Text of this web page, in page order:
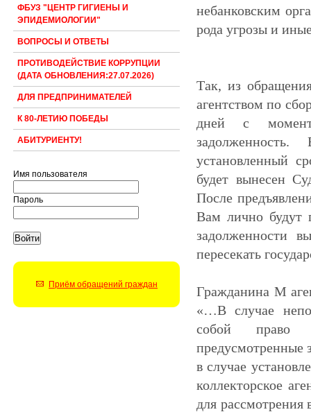
ФБУЗ "ЦЕНТР ГИГИЕНЫ И
ЭПИДЕМИОЛОГИИ"
ВОПРОСЫ И ОТВЕТЫ
ПРОТИВОДЕЙСТВИЕ КОРРУПЦИИ
(ДАТА ОБНОВЛЕНИЯ:27.07.2026)
ДЛЯ ПРЕДПРИНИМАТЕЛЕЙ
К 80-ЛЕТИЮ ПОБЕДЫ
АБИТУРИЕНТУ!
Имя пользователя
Пароль
Приём обращений граждан
небанковским
рода угрозы и
Так, из
агентством по
днейс
установленный
будет вынесен
После
Вам лично будут
задолженности
пересекать
Гражданина М
«…В случае
собой право
предусмотренные
в случае
коллекторское
для рассмотрения